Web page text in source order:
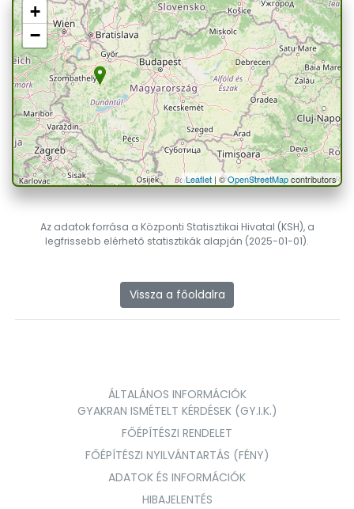
+
−
Leaflet| ©OpenStreetMapcontributors
Az adatok forrása a Központi Statisztikai Hivatal (KSH), a
legfrissebb elérhető statisztikák alapján (2025-01-01).
Vissza a főoldalra
ÁLTALÁNOS INFORMÁCIÓK
GYAKRAN ISMÉTELT KÉRDÉSEK (GY.I.K.)
FŐÉPÍTÉSZI RENDELET
FŐÉPÍTÉSZI NYILVÁNTARTÁS (FÉNY)
ADATOK ÉS INFORMÁCIÓK
HIBAJELENTÉS